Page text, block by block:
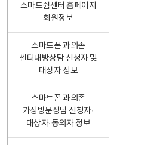
스마트쉼센터 홈페이지
회원정보
스마트폰 과의존
센터내방상담 신청자 및
대상자 정보
스마트폰 과의존
가정방문상담 신청자·
대상자·동의자 정보